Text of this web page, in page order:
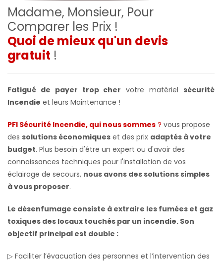
Madame, Monsieur, Pour
Comparer les Prix !
Quoi de mieux qu'un devis
gratuit !
Fatigué de payer trop cher votre matérielsécurité
Incendie et leurs Maintenance !
PFI Sécurité Incendie, qui nous sommes ? vous propose
des solutions économiques et des prix adaptés à votre
budget. Plus besoin d'être un expert ou d'avoir des
connaissances techniques pour l'installation de vos
éclairage de secours, nous avons des solutions simples
à vous proposer.
Le désenfumage consiste à extraire les fumées et gaz
toxiques des locaux touchés par un incendie. Son
objectif principal est double :
▷ Faciliter l’évacuation des personnes et l’intervention des